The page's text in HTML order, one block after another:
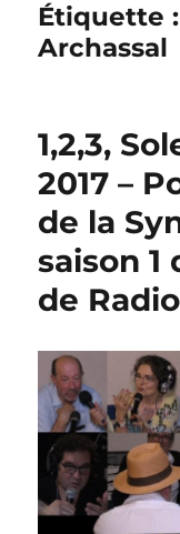
Étiquette :
Archassal
1,2,3,
2017 –
de la
saison 1
de